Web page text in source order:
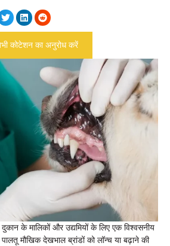
के मालिकों और उद्यमियों के लिए एक विश्वसनीय
मौखिक देखभाल ब्रांडों को लॉन्च या बढ़ाने की
कोटेशन का अनुरोध करें